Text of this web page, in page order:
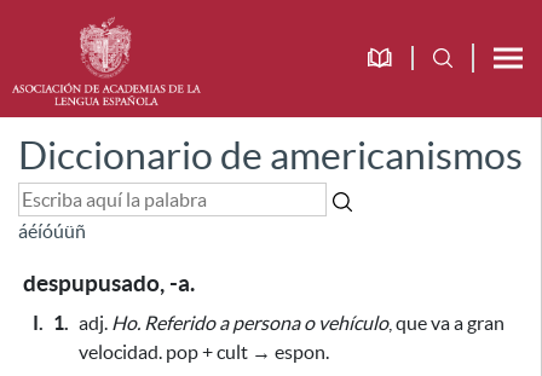
Diccionario de americanismos
áéíóúüñ
despupusado, -a.
I. 1. adj. Ho. Referido a persona o vehículo, que va a gran
velocidad. pop + cult → espon.